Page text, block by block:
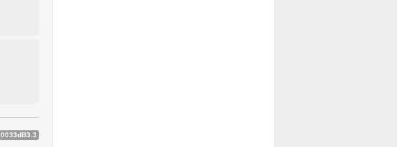
0033dB3.3